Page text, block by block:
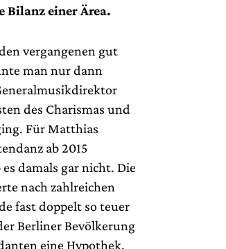
Bilanz einer Ärea.
vergangenen gut
man nur dann
des Charismas und
Für Matthias
ab 2015
damals gar nicht. Die
nach zahlreichen
fast doppelt so teuer
Berliner Bevölkerung
eine Hypothek.